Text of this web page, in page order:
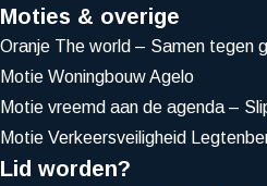
Moties & overige
Oranje The world – Samen tegen
Motie Woningbouw Agelo
Motie vreemd aan de agenda –
Motie Verkeersveiligheid
Lid worden?